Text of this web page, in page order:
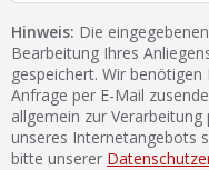
Hinweis: Die
Bearbeitung Ihres
gespeichert. Wir
Anfrage per E-Mail
allgemein zur
unseres Internetangebots
bitte unserer